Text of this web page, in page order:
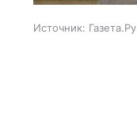
Источник: Газета.Ру